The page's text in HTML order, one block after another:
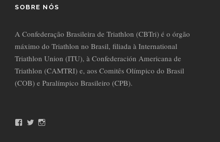
SOBRE NÓS
A Confederação Brasileira de Triathlon (CBTri) é o órgão
máximo do Triathlon no Brasil, filiada à International
Triathlon Union (ITU), à Confederación Americana de
Triathlon (CAMTRI) e, aos Comitês Olímpico do Brasil
(COB) e Paralímpico Brasileiro (CPB).
T